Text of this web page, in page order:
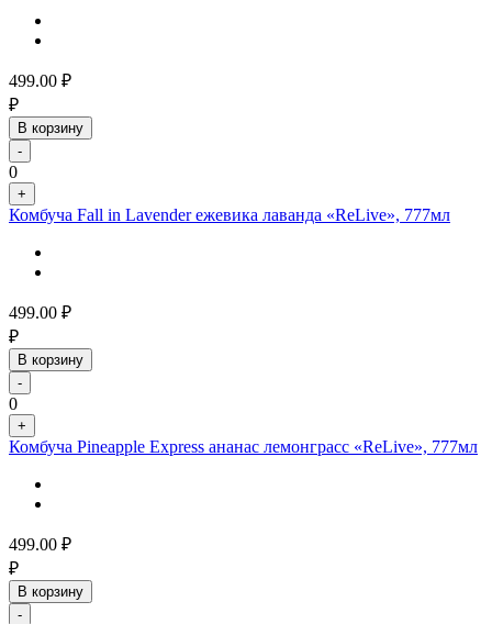
499.00 ₽
₽
В корзину
-
0
+
Комбуча Fall in Lavender ежевика лаванда «ReLive», 777мл
499.00 ₽
₽
В корзину
-
0
+
Комбуча Pineapple Express ананас лемонграсс «ReLive», 777мл
499.00 ₽
₽
В корзину
-